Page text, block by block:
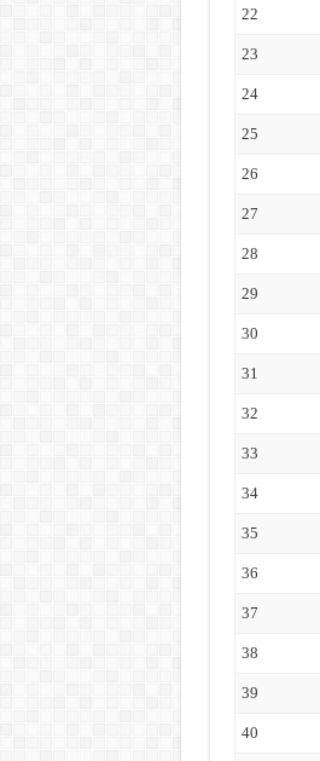
22
23
24
25
26
27
28
29
30
31
32
33
34
35
36
37
38
39
40